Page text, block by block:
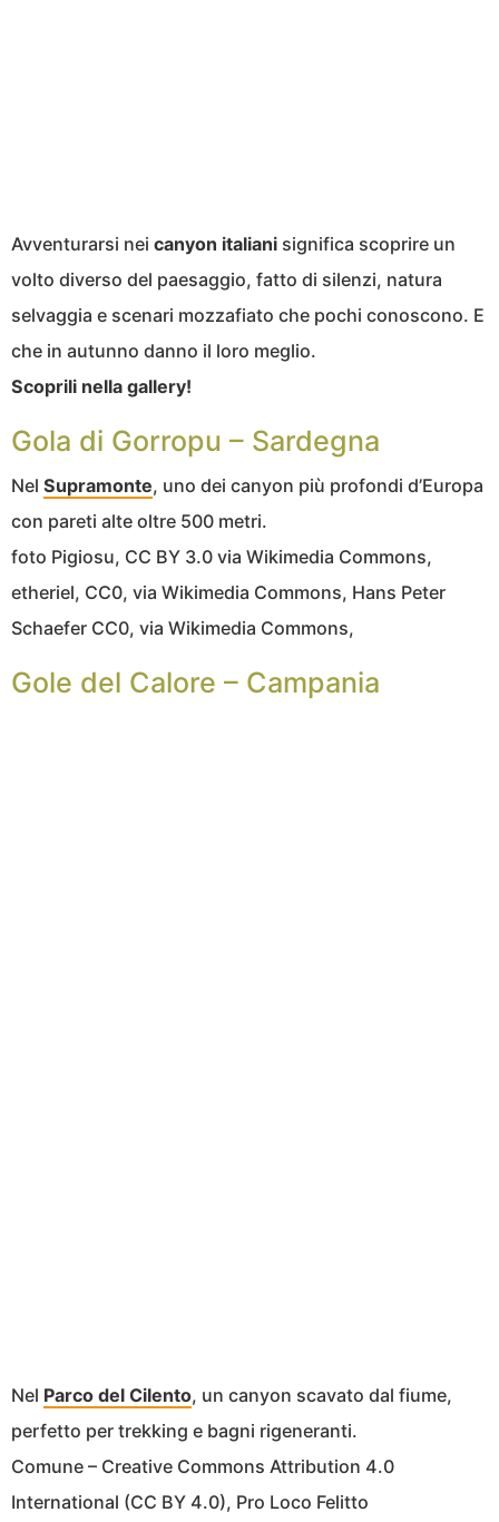
Avventurarsi nei canyon italiani significa scoprire un
volto diverso del paesaggio, fatto di silenzi, natura
selvaggia e scenari mozzafiato che pochi conoscono. E
che in autunno danno il loro meglio.
Scoprili nella gallery!
Gola di Gorropu – Sardegna
Nel Supramonte, uno dei canyon più profondi d’Europa
con pareti alte oltre 500 metri.
foto Pigiosu, CC BY 3.0 via Wikimedia Commons,
etheriel, CC0, via Wikimedia Commons, Hans Peter
Schaefer CC0, via Wikimedia Commons,
Gole del Calore – Campania
Nel Parco del Cilento, un canyon scavato dal fiume,
perfetto per trekking e bagni rigeneranti.
Comune – Creative Commons Attribution 4.0
International (CC BY 4.0), Pro Loco Felitto